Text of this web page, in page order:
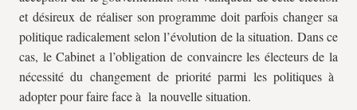
et désireux de réaliser son programme doit parfois changer sa
politique radicalement selon l’évolution de la situation. Dans ce
cas, le Cabinet a l’obligation de convaincre les électeurs de la
nécessité du changement de priorité parmi les politiques à
adopter pour faire face à la nouvelle situation.